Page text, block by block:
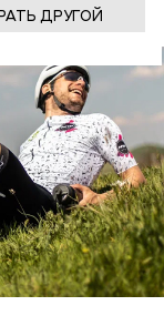
ДРУГОЙ